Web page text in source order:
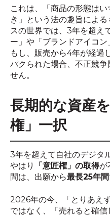
これは、「商品の形態は
き」という法の趣旨によ
スの世界では、3年を超え
ー」や「ブランドアイコン
もし、販売から4年が経過
パクられた場合、不正競
せん。
長期的な資産
権」一択
3年を超えて自社のデジタ
やはり
「意匠権」の取得が
間は、出願から最長25年間
2026年の今、「とりあえ
ではなく、「売れると確